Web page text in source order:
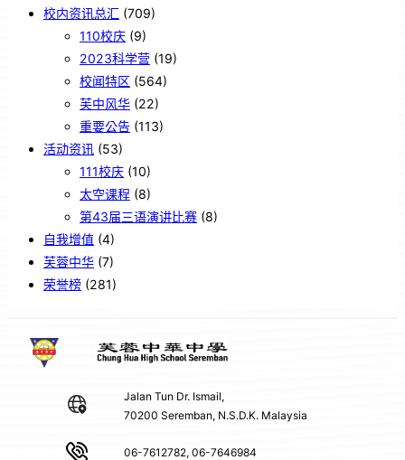
校内资讯总汇 (709)
110校庆 (9)
2023科学营 (19)
校闻特区 (564)
芙中风华 (22)
重要公告 (113)
活动资讯 (53)
111校庆 (10)
太空课程 (8)
第43届三语演讲比赛 (8)
自我增值 (4)
芙蓉中华 (7)
荣誉榜 (281)
Jalan Tun Dr. Ismail,
70200 Seremban, N.S.D.K. Malaysia
06-7612782, 06-7646984